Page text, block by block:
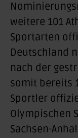
weitere 101
Sportarten
Deutschland
nach der
somit bereits
Sportler
Olympischen
Sachsen-